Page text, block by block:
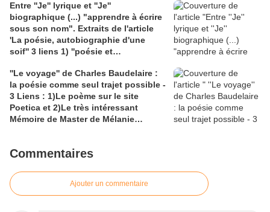
Bever : ''orgie, orgasme et politique''.
Lien academia.edu : texte de
Dominique Massonnaud repris sur
'Fabula' : Une dramaturgie
catastrophiste, textes réunis par
Entre ''Je'' lyrique et ''Je''
biographique (...) "apprendre à écrire
sous son nom". Extraits de l'article
'La poésie, autobiographie d'une
soif'' 3 liens 1) ''poésie et
maulpoix.net; 2) le site de
J.M.Maulpoix; 3) claireantoine.com
pour des extraits de Martine Broda "
L'amour du nom''
''Le voyage'' de Charles Baudelaire :
la poésie comme seul trajet possible -
3 Liens : 1)Le poème sur le site
Poetica et 2)Le très intéressant
Mémoire de Master de Mélanie
Enfers trouvée sur bing
Commentaires
Ajouter un commentaire